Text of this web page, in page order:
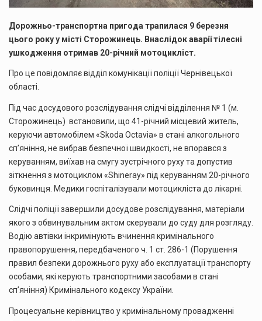
Дорожньо-транспортна пригода трапилася 9 березня
цього року у місті Сторожинець. Внаслідок аварії тілесні
ушкодження отримав 20-річний мотоцикліст.
Про це повідомляє відділ комунікації поліції Чернівецької
області.
Під час досудового розслідування слідчі відділення № 1 (м.
Сторожинець) встановили, що 41-річний місцевий житель,
керуючи автомобілем «Skoda Octavia» в стані алкогольного
сп’яніння, не вибрав безпечної швидкості, не впорався з
керуванням, виїхав на смугу зустрічного руху та допустив
зіткнення з мотоциклом «Shineray» під керуванням 20-річного
буковинця. Медики госпіталізували мотоцикліста до лікарні.
Слідчі поліції завершили досудове розслідування, матеріали
якого з обвинувальним актом скерували до суду для розгляду.
Водію автівки інкримінують вчинення кримінального
правопорушення, передбаченого ч. 1 ст. 286-1 (Порушення
правил безпеки дорожнього руху або експлуатації транспорту
особами, які керують транспортними засобами в стані
сп’яніння) Кримінального кодексу України.
Процесуальне керівництво у кримінальному провадженні